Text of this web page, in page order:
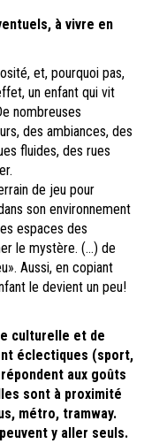
à vivre en
et, pourquoi pas,
un enfant qui vit
nombreuses
des ambiances, des
fluides, des rues
de jeu pour
son environnement
espaces des
le mystère. (…) de
Aussi, en copiant
le devient un peu!
culturelle et de
éclectiques (sport,
aux goûts
sont à proximité
métro, tramway.
y aller seuls.